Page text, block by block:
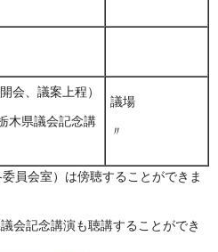
会、議案上程）
木県議会記念講
議場
〃
員会室）は傍聴することができま
会記念講演も聴講することができ